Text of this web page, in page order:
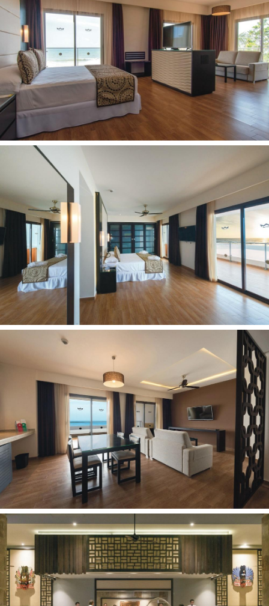
nuo kelionės kainos